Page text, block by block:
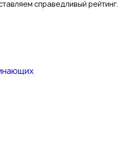
справедливый рейтинг.